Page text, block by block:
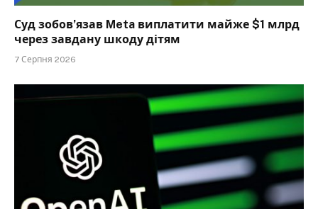
Суд зобов’язав Meta виплатити майже $1 млрд
через завдану шкоду дітям
7 Серпня 2026